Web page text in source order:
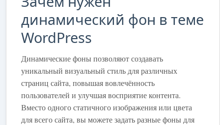
динамический фон в теме
WordPress
Динамические фоны позволяют создавать
уникальный визуальный стиль для различных
страниц сайта, повышая вовлечённость
пользователей и улучшая восприятие контента.
Вместо одного статичного изображения или цвета
для всего сайта, вы можете задать разные фоны для